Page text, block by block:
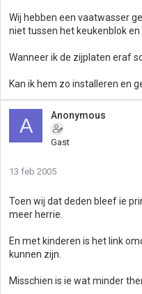
Wij hebben een vaatwasser
niet tussen het keukenblok
Wanneer ik de zijplaten eraf
Kan ik hem zo installeren en
A Anonymous
Gast
13 feb 2005
Toen wij dat deden bleef ie
meer herrie.
En met kinderen is het link
kunnen zijn.
Misschien is ie wat minder